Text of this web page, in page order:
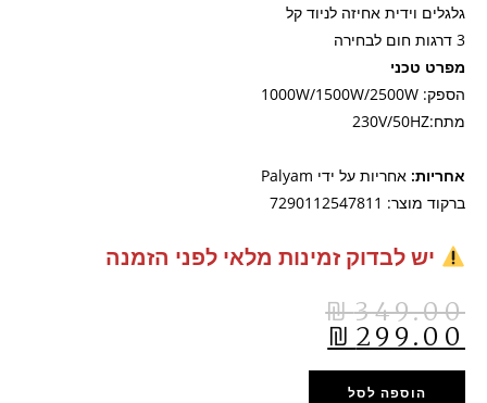
גלגלים וידית אחיזה לניוד קל
3 דרגות חום לבחירה
מפרט טכני
הספק: 1000W/1500W/2500W
מתח:230V/50HZ
אחריות: אחריות על ידי Palyam
ברקוד מוצר: 7290112547811
יש לבדוק זמינות מלאי לפני הזמנה
₪349.00
₪ 299.00
הוספה לסל